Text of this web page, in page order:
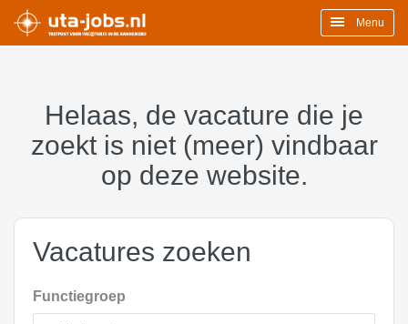
Menu
Helaas, de vacature die je
zoekt is niet (meer) vindbaar
op deze website.
Vacatures zoeken
Functiegroep